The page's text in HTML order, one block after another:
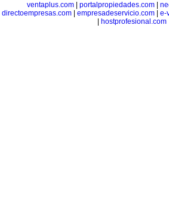
ventaplus.com
portalpropiedades.com
directoempresas.com
empresadeservicio.com
e-
hostprofesional.com